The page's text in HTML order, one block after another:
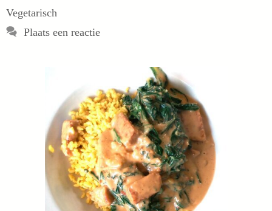
Vegetarisch
Plaats een reactie